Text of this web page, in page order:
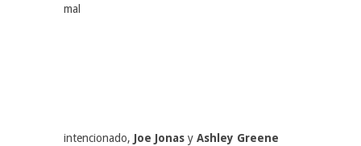
mal
intencionado, Joe Jonas y Ashley Greene